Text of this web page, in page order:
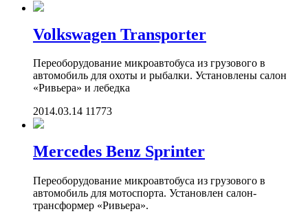
Volkswagen Transporter
Переоборудование микроавтобуса из грузового в
автомобиль для охоты и рыбалки. Установлены салон
«Ривьера» и лебедка
2014.03.14 11773
Mercedes Benz Sprinter
Переоборудование микроавтобуса из грузового в
автомобиль для мотоспорта. Установлен салон-
трансформер «Ривьера».